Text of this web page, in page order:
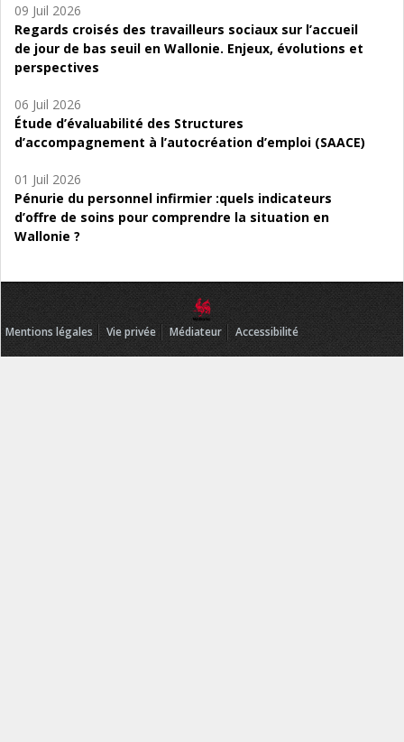
09 Juil 2026
Regards croisés des travailleurs sociaux sur l’accueil
de jour de bas seuil en Wallonie. Enjeux, évolutions et
perspectives
06 Juil 2026
Étude d’évaluabilité des Structures
d’accompagnement à l’autocréation d’emploi (SAACE)
01 Juil 2026
Pénurie du personnel infirmier :quels indicateurs
d’offre de soins pour comprendre la situation en
Wallonie ?
Mentions légales Vie privée Médiateur Accessibilité